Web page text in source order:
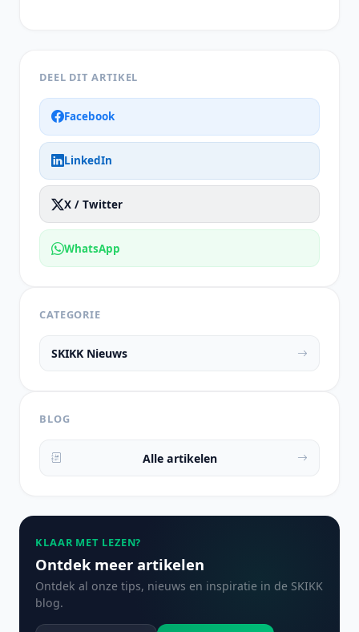
DEEL DIT ARTIKEL
Facebook
LinkedIn
X / Twitter
WhatsApp
CATEGORIE
SKIKK Nieuws
BLOG
Alle artikelen
KLAAR MET LEZEN?
Ontdek meer artikelen
Ontdek al onze tips, nieuws en inspiratie in de SKIKK
blog.